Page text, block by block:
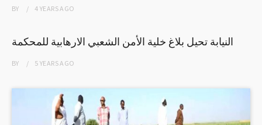
BY 4 YEARSAGO
النيابة تحيل بلاغ خلية الأمن الشعبي الارهابية للمحكمة
BY 5 YEARSAGO